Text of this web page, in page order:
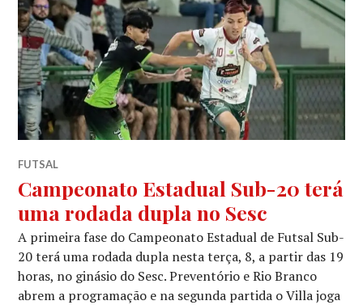
FUTSAL
Campeonato Estadual Sub-20 terá
uma rodada dupla no Sesc
A primeira fase do Campeonato Estadual de Futsal Sub-
20 terá uma rodada dupla nesta terça, 8, a partir das 19
horas, no ginásio do Sesc. Preventório e Rio Branco
abrem a programação e na segunda partida o Villa joga